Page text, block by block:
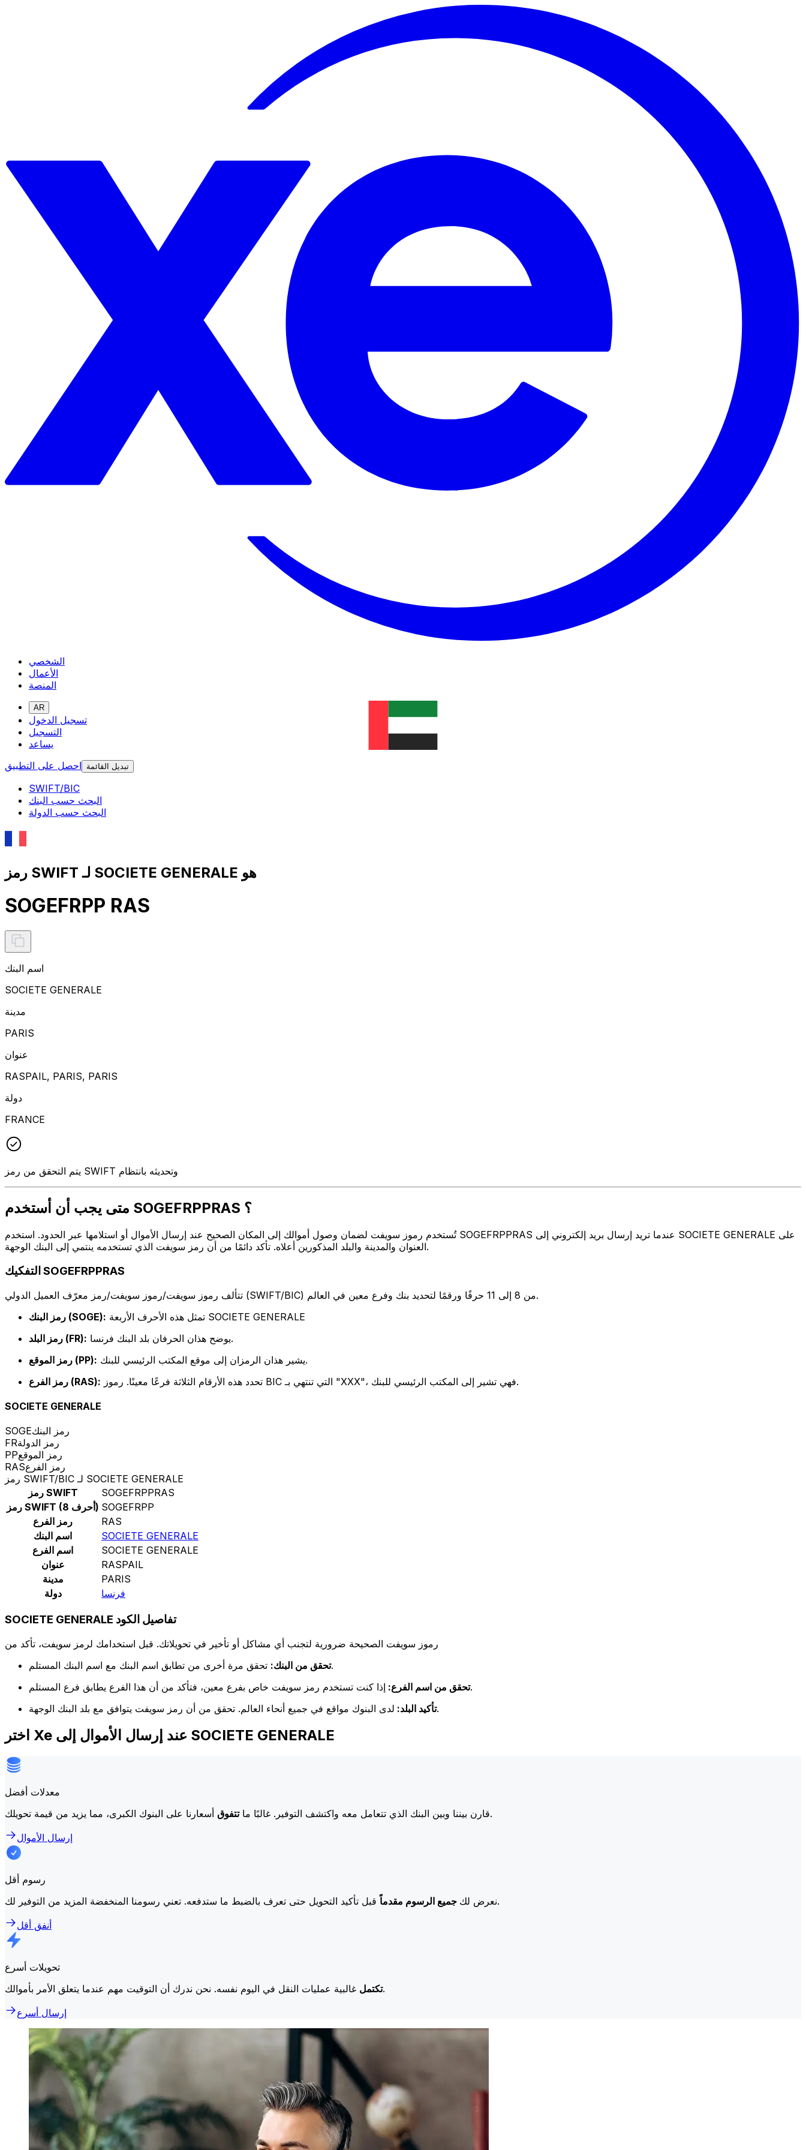
الشخصي
الأعمال
المنصة
AR
تسجيل الدخول
التسجيل
يساعد
احصل على التطبيق
تبديل القائمة
SWIFT/BIC
البحث حسب البنك
البحث حسب الدولة
رمز SWIFT لـ SOCIETE GENERALE هو
SOGEFRPP RAS
اسم البنك
SOCIETE GENERALE
مدينة
PARIS
عنوان
RASPAIL, PARIS, PARIS
دولة
FRANCE
يتم التحقق من رمز SWIFT وتحديثه بانتظام
متى يجب أن أستخدم SOGEFRPPRAS ؟
تُستخدم رموز سويفت لضمان وصول أموالك إلى المكان الصحيح عند إرسال الأموال أو استلامها عبر الحدود. استخدم SOGEFRPPRAS عندما تريد إرسال بريد إلكتروني إلى SOCIETE GENERALE على
العنوان والمدينة والبلد المذكورين أعلاه. تأكد دائمًا من أن رمز سويفت الذي تستخدمه ينتمي إلى البنك الوجهة.
التفكيك SOGEFRPPRAS
تتألف رموز سويفت/رموز سويفت/رمز معرّف العميل الدولي (SWIFT/BIC) من 8 إلى 11 حرفًا ورقمًا لتحديد بنك وفرع معين في العالم.
رمز البنك (SOGE):
تمثل هذه الأحرف الأربعة SOCIETE GENERALE
رمز البلد (FR):
يوضح هذان الحرفان بلد البنك فرنسا.
رمز الموقع (PP):
يشير هذان الرمزان إلى موقع المكتب الرئيسي للبنك.
رمز الفرع (RAS):
تحدد هذه الأرقام الثلاثة فرعًا معينًا. رموز BIC التي تنتهي بـ "XXX"، فهي تشير إلى المكتب الرئيسي للبنك.
SOCIETE GENERALE
SOGEرمز البنك
FRرمز الدولة
PPرمز الموقع
RASرمز الفرع
رمز SWIFT/BIC لـ SOCIETE GENERALE
رمز SWIFT
SOGEFRPPRAS
رمز SWIFT (8 أحرف) SOGEFRPP
رمز الفرع
RAS
اسم البنك
SOCIETE GENERALE
اسم الفرع
SOCIETE GENERALE
عنوان
RASPAIL
مدينة
PARIS
دولة
فرنسا
SOCIETE GENERALE تفاصيل الكود
رموز سويفت الصحيحة ضرورية لتجنب أي مشاكل أو تأخير في تحويلاتك. قبل استخدامك لرمز سويفت، تأكد من
تحقق من البنك:تحقق مرة أخرى من تطابق اسم البنك مع اسم البنك المستلم.
تحقق من اسم الفرع:إذا كنت تستخدم رمز سويفت خاص بفرع معين، فتأكد من أن هذا الفرع يطابق فرع المستلم.
تأكيد البلد:لدى البنوك مواقع في جميع أنحاء العالم. تحقق من أن رمز سويفت يتوافق مع بلد البنك الوجهة.
اختر Xe عند إرسال الأموال إلى SOCIETE GENERALE
معدلات أفضل
قارن بيننا وبين البنك الذي تتعامل معه واكتشف التوفير. غالبًا ماتتفوق
أسعارنا على البنوك الكبرى، مما يزيد من قيمة تحويلك.
إرسال الأموال
رسوم أقل
نعرض لك جميع الرسوم مقدماً
قبل تأكيد التحويل حتى تعرف بالضبط ما ستدفعه. تعني رسومنا المنخفضة المزيد من التوفير لك.
أنفق أقل
تحويلات أسرع
تكتملغالبية عمليات النقل في اليوم نفسه. نحن ندرك أن التوقيت مهم عندما يتعلق الأمر بأموالك.
إرسال أسرع